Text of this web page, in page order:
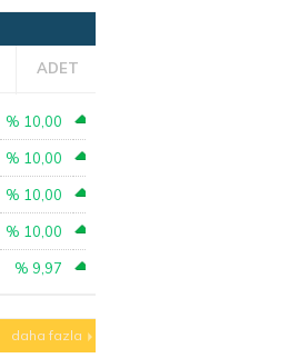
ADET
% 10,00
% 10,00
% 10,00
% 10,00
% 9,97
daha fazla